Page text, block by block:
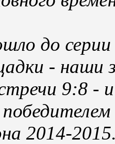
до
- наши
9:8 -
2014-